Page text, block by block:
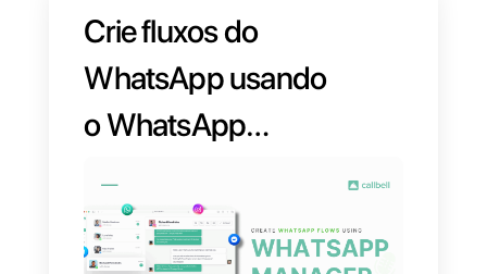
Crie fluxos do
WhatsApp usando
o WhatsApp
Manager sem